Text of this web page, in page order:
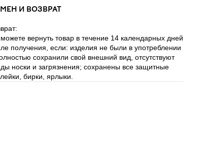
И ВОЗВРАТ
вернуть товар в течение 14 календарных дней
получения, если: изделия не были в употреблении
сохранили свой внешний вид, отсутствуют
носки и загрязнения; сохранены все защитные
бирки, ярлыки.